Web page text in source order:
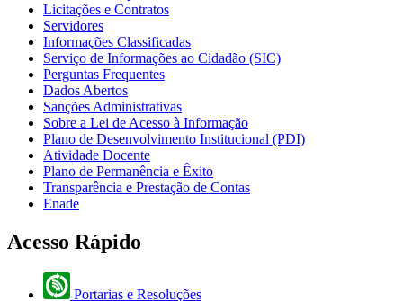
Licitações e Contratos
Servidores
Informações Classificadas
Serviço de Informações ao Cidadão (SIC)
Perguntas Frequentes
Dados Abertos
Sanções Administrativas
Sobre a Lei de Acesso à Informação
Plano de Desenvolvimento Institucional (PDI)
Atividade Docente
Plano de Permanência e Êxito
Transparência e Prestação de Contas
Enade
Acesso Rápido
Portarias e Resoluções